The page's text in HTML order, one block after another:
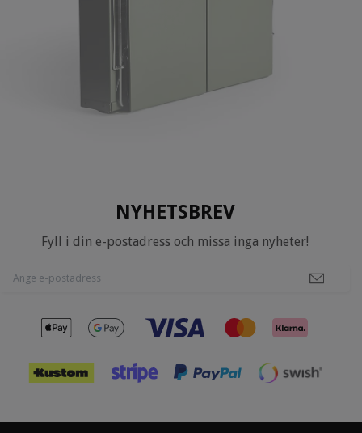
NYHETSBREV
Fyll i din e-postadress och missa inga nyheter!